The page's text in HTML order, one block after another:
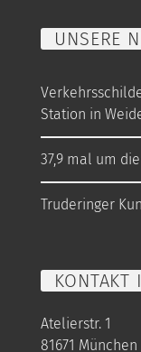
UNSERE
Station in
37,9 mal um
Truderinger
KONTAKT
Atelierstr. 1
81671 München